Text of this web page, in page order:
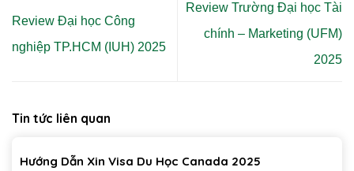
Review Đại học Công
nghiệp TP.HCM (IUH) 2025
Review Trường Đại học Tài
chính – Marketing (UFM)
2025
Tin tức liên quan
Hướng Dẫn Xin Visa Du Học Canada 2025